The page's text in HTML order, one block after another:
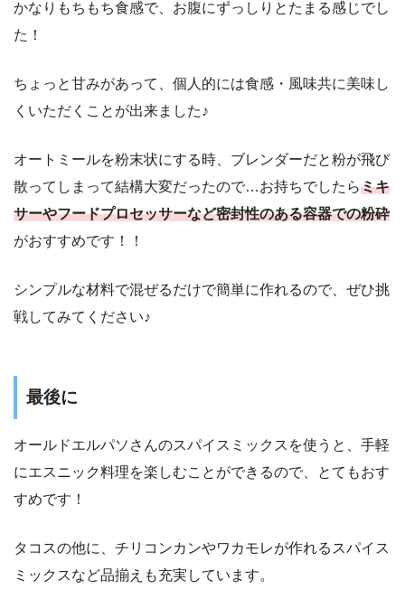
かなりもちもち食感で、お腹にずっしりとたまる感じでし
た！
ちょっと甘みがあって、個人的には食感・風味共に美味し
くいただくことが出来ました♪
オートミールを粉末状にする時、ブレンダーだと粉が飛び
散ってしまって結構大変だったので…お持ちでしたらミキ
サーやフードプロセッサーなど密封性のある容器での粉砕
がおすすめです！！
シンプルな材料で混ぜるだけで簡単に作れるので、ぜひ挑
戦してみてください♪
最後に
オールドエルパソさんのスパイスミックスを使うと、手軽
にエスニック料理を楽しむことができるので、とてもおす
すめです！
タコスの他に、チリコンカンやワカモレが作れるスパイス
ミックスなど品揃えも充実しています。